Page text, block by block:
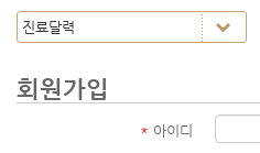
회원가입
* 아이디